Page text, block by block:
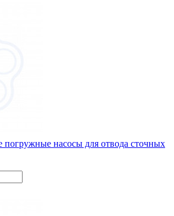
насосы для отвода сточных